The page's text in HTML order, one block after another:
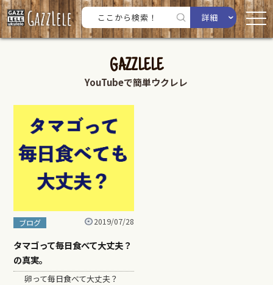
詳細
GAZZLELE
YouTubeで簡単ウクレレ
ブログ 2019/07/28
タマゴって毎日食べて大丈夫？
の真実。
卵って毎日食べて大丈夫？